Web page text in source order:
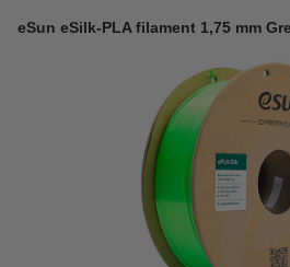
eSun eSilk-PLA filament 1,75 mm